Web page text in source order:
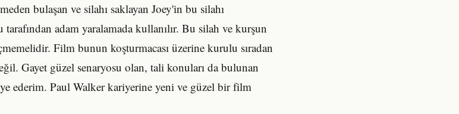
bulaşan ve silahı saklayan Joey'in bu silahı
adam yaralamada kullanılır. Bu silah ve kurşun
Film bunun koşturmacası üzerine kurulu sıradan
Gayet güzel senaryosu olan, tali konuları da bulunan
ederim. Paul Walker kariyerine yeni ve güzel bir film